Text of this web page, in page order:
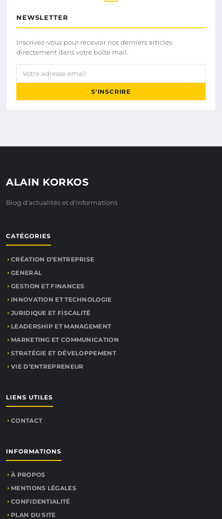
NEWSLETTER
Inscrivez-vous pour recevoir nos derniers articles
directement dans votre boîte mail.
Votre adresse email
S'INSCRIRE
ALAIN KORKOS
Blog d'actualités et d'informations
CATÉGORIES
CRÉATION D’ENTREPRISE
GENERAL
GESTION ET FINANCES
INNOVATION ET TECHNOLOGIE
JURIDIQUE ET FISCALITÉ
LEADERSHIP ET MANAGEMENT
MARKETING ET COMMUNICATION
STRATÉGIE ET DÉVELOPPEMENT
VIE D’ENTREPRENEUR
LIENS UTILES
CONTACT
INFORMATIONS
À PROPOS
MENTIONS LÉGALES
CONFIDENTIALITÉ
PLAN DU SITE